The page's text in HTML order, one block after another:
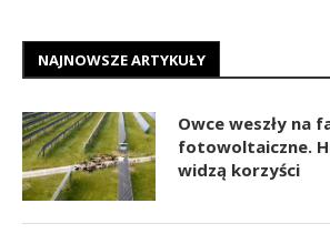
NAJNOWSZE ARTYKUŁY
Owce weszły na
fotowoltaiczne.
widzą korzyści